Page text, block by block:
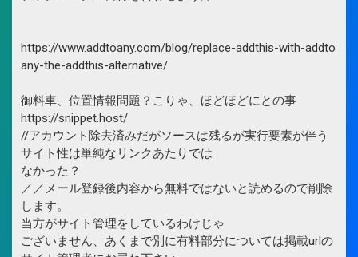
https://www.addtoany.com/blog/replace-addthis-with-addto
any-the-addthis-alternative/
御料車、位置情報問題？こりゃ、ほどほどにとの事
https://snippet.host/
//アカウント除去済みだがソースは残るが実行要素が伴う
サイト性は単純なリンクあたりでは
なかった？
／／メール登録後内容から無料ではないと読めるので削除
します。
当方がサイト管理をしているわけじゃ
ございません、あくまで別に有料部分については掲載urlの